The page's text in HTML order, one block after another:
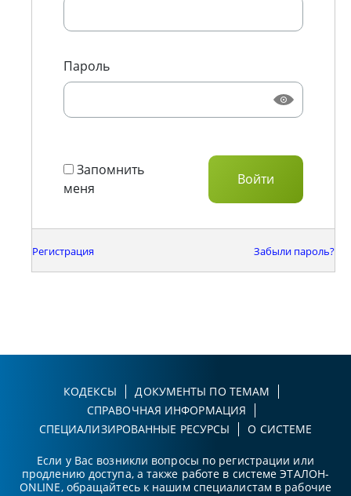
Пароль
Запомнить
меня
Регистрация Забыли пароль?
КОДЕКСЫ
ДОКУМЕНТЫ ПО ТЕМАМ
СПРАВОЧНАЯ ИНФОРМАЦИЯ
СПЕЦИАЛИЗИРОВАННЫЕ РЕСУРСЫ
О СИСТЕМЕ
Если у Вас возникли вопросы по регистрации или
продлению доступа, а также работе в системе ЭТАЛОН-
ONLINE, обращайтесь к нашим специалистам в рабочие